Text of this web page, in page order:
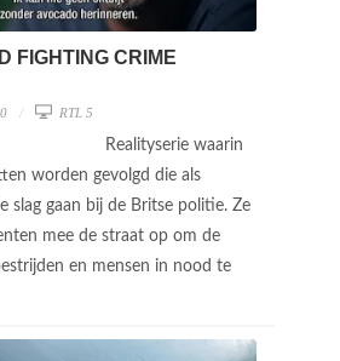
FIGHTING CRIME
RTL 5
Realityserie waarin
worden gevolgd die als
slag gaan bij de Britse politie. Ze
mee de straat op om de
en mensen in nood te